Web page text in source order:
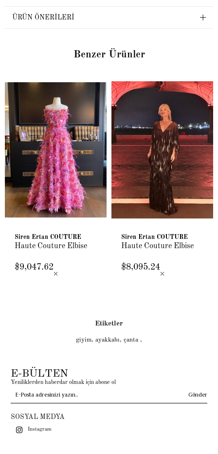
ÜRÜN ÖNERILERI
Benzer Ürünler
Siren Ertan COUTURE
Haute Couture Elbise
$9,047.62
Siren Ertan COUTURE
Haute Couture Elbise
$8,095.24
Etiketler
giyim, ayakkabı, çanta ,
E-BÜLTEN
Yeniliklerden haberdar olmak için abone ol
Gönder
SOSYAL MEDYA
Instagram